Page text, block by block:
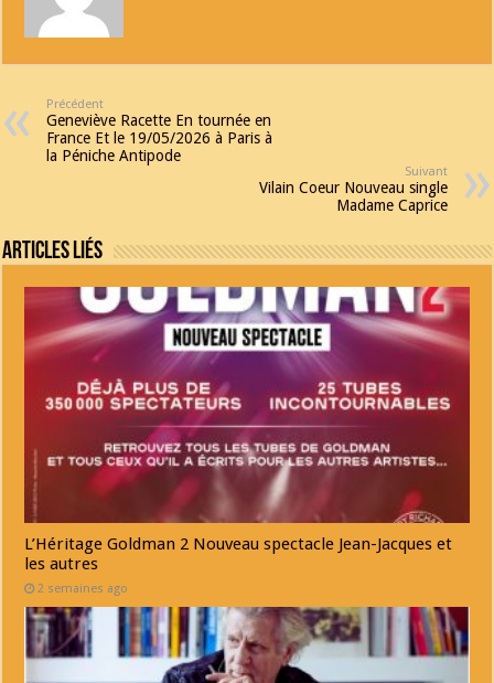
Précédent
Geneviève Racette En tournée en
France Et le 19/05/2026 à Paris à
la Péniche Antipode
Suivant
Vilain Coeur Nouveau single
Madame Caprice
Articles Liés
L’Héritage Goldman 2 Nouveau spectacle Jean-Jacques et
les autres
2 semaines ago